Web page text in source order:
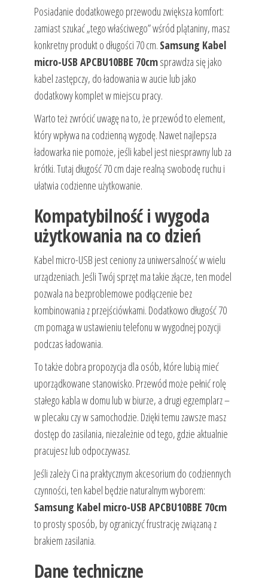
Posiadanie dodatkowego przewodu zwiększa komfort:
zamiast szukać „tego właściwego” wśród plątaniny, masz
konkretny produkt o długości 70 cm. Samsung Kabel
micro-USB APCBU10BBE 70cmsprawdza się jako
kabel zastępczy, do ładowania w aucie lub jako
dodatkowy komplet w miejscu pracy.
Warto też zwrócić uwagę na to, że przewód to element,
który wpływa na codzienną wygodę. Nawet najlepsza
ładowarka nie pomoże, jeśli kabel jest niesprawny lub za
krótki. Tutaj długość 70 cm daje realną swobodę ruchu i
ułatwia codzienne użytkowanie.
Kompatybilność i wygoda
użytkowania na co dzień
Kabel micro-USB jest ceniony za uniwersalność w wielu
urządzeniach. Jeśli Twój sprzęt ma takie złącze, ten model
pozwala na bezproblemowe podłączenie bez
kombinowania z przejściówkami. Dodatkowo długość 70
cm pomaga w ustawieniu telefonu w wygodnej pozycji
podczas ładowania.
To także dobra propozycja dla osób, które lubią mieć
uporządkowane stanowisko. Przewód może pełnić rolę
stałego kabla w domu lub w biurze, a drugi egzemplarz –
w plecaku czy w samochodzie. Dzięki temu zawsze masz
dostęp do zasilania, niezależnie od tego, gdzie aktualnie
pracujesz lub odpoczywasz.
Jeśli zależy Ci na praktycznym akcesorium do codziennych
czynności, ten kabel będzie naturalnym wyborem:
Samsung Kabel micro-USB APCBU10BBE 70cm
to prosty sposób, by ograniczyć frustrację związaną z
brakiem zasilania.
Dane techniczne